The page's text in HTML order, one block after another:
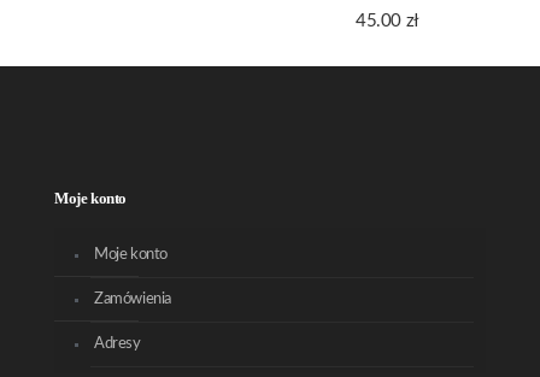
45.00 zł
Moje konto
Moje konto
Zamówienia
Adresy